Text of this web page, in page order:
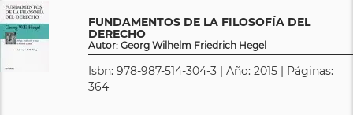
FUNDAMENTOS DE LA FILOSOFÍA DEL
DERECHO
Autor: Georg Wilhelm Friedrich Hegel
Isbn: 978-987-514-304-3 | Año: 2015 | Páginas:
364